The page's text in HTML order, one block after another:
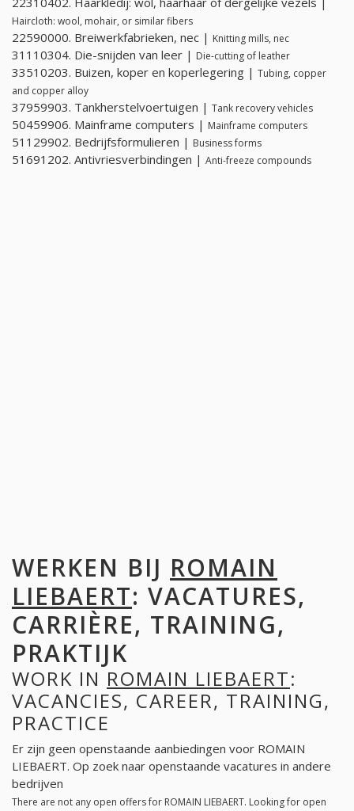
Haircloth: wool, mohair, or similar fibers
22590000. Breiwerkfabrieken, nec | Knitting mills, nec
31110304. Die-snijden van leer | Die-cutting of leather
33510203. Buizen, koper en koperlegering | Tubing, copper
and copper alloy
37959903. Tankherstelvoertuigen | Tank recovery vehicles
50459906. Mainframe computers | Mainframe computers
51129902. Bedrijfsformulieren | Business forms
51691202. Antivriesverbindingen | Anti-freeze compounds
WERKEN BIJ ROMAIN
LIEBAERT: VACATURES,
CARRIÈRE, TRAINING,
PRAKTIJK
WORK IN ROMAIN LIEBAERT:
VACANCIES, CAREER, TRAINING,
PRACTICE
Er zijn geen openstaande aanbiedingen voor ROMAIN
LIEBAERT. Op zoek naar openstaande vacatures in andere
bedrijven
There are not any open offers for ROMAIN LIEBAERT. Looking for open